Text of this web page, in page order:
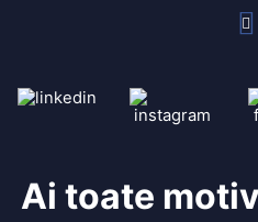
Ai toate